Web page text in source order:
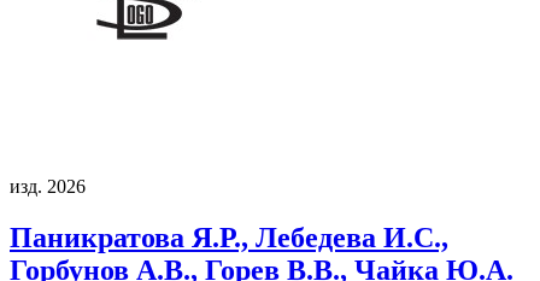
изд. 2026
Паникратова Я.Р., Лебедева И.С.,
Горбунов А.В., Горев В.В., Чайка Ю.А.